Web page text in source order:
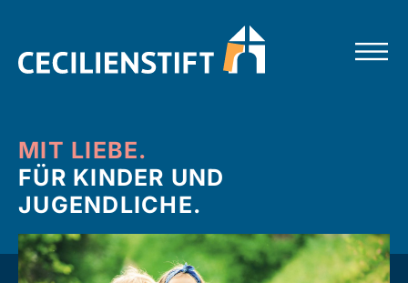
MIT LIEBE.
FÜR KINDER UND
JUGENDLICHE.